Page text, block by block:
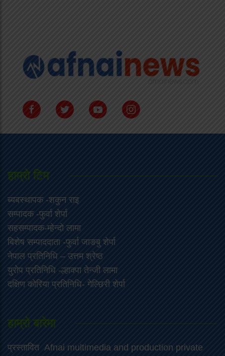
हाम्राे टिम
ब्यबस्थापक -शकुन राइ
सम्पादक -फुर्वा शेर्पा
सहसम्पादक-म्हेन्दो लामा
‍बिशेष सम्पाददाता -फुर्वा जा‌ङबु शेर्पा
नेपाल प्रतिनिधि – उत्तम श्रेष्ठ
युरोप प्रतिनिधि -ल्हाक्पा तेन्जी लामा
दक्षिण कोरिया प्रतिनिधि- गेल्छिरी शेर्पा
हाम्रो बारेमा
प्रस्तावित Afnai multimedia and production private